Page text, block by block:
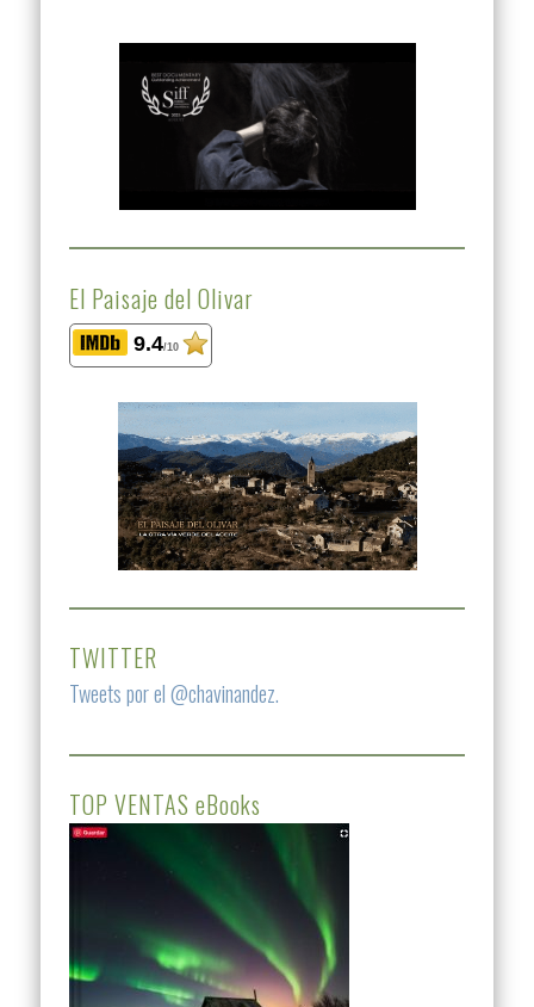
El Paisaje del Olivar
9.4/10
TWITTER
Tweets por el @chavinandez.
TOP VENTAS eBooks